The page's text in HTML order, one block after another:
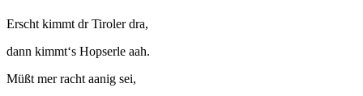
Erscht kimmt dr Tiroler dra,
dann kimmt‘s Hopserle aah.
Müßt mer racht aanig sei,